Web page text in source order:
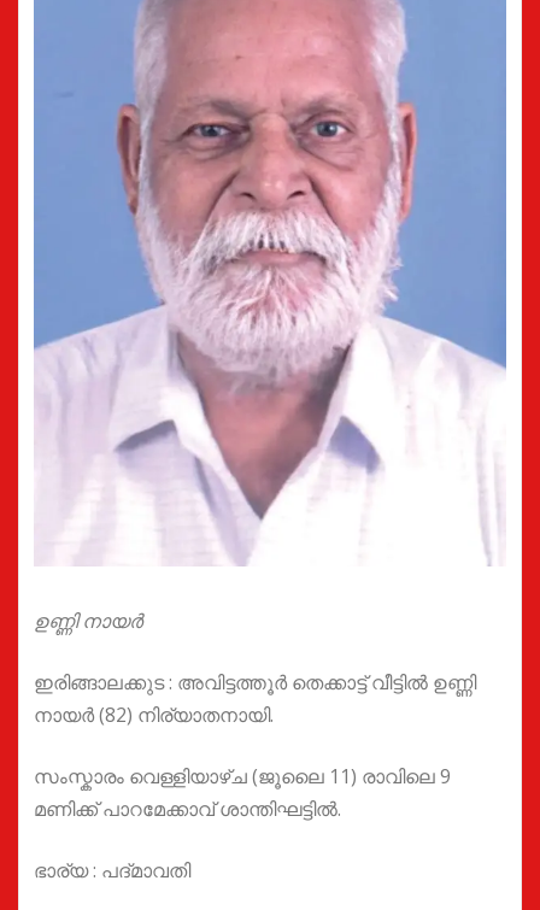
ഉണ്ണി നായർ
ഇരിങ്ങാലക്കുട : അവിട്ടത്തൂർ തെക്കാട്ട് വീട്ടിൽ ഉണ്ണി
നായർ (82) നിര്യാതനായി.
സംസ്കാരം വെള്ളിയാഴ്ച (ജൂലൈ 11) രാവിലെ 9
മണിക്ക് പാറമേക്കാവ് ശാന്തിഘട്ടിൽ.
ഭാര്യ : പദ്മാവതി